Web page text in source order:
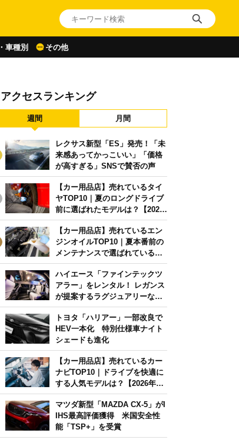
車種別 その他
アクセスランキング
週間 月間
レクサス新型「ES」発売！「未
来感あってかっこいい」「価格
が高すぎる」SNSで賛否の声
【カー用品店】売れているタイ
ヤTOP10｜夏のロングドライブ
前に選ばれたモデルは？【2026
年6月版】
【カー用品店】売れているエン
ジンオイルTOP10｜夏本番前の
メンテナンスで選ばれている人
気モデルは？【2026年6月版】
ハイエース「ファインテックツ
アラー」をレンタル！ レガンス
が提案するラグジュアリーな移
動体験
トヨタ「ハリアー」一部改良で
HEV一本化 特別仕様車ナイト
シェードも進化
【カー用品店】売れているカー
ナビTOP10｜ドライブを快適に
する人気モデルは？【2026年6
月版】
マツダ新型「MAZDA CX-5」がI
IHS最高評価獲得 米国安全性
能「TSP+」を受賞